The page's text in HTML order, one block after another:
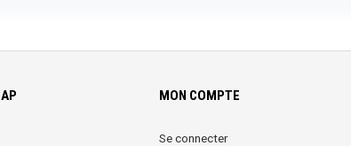
MON COMPTE
Se connecter